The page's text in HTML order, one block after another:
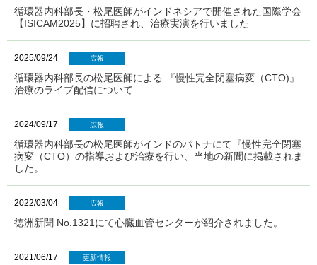
循環器内科部長・松尾医師がインドネシアで開催された国際学会
【ISICAM2025】に招聘され、治療実演を行いました
2025/09/24 広報
循環器内科部長の松尾医師による 『慢性完全閉塞病変（CTO)』
治療のライブ配信について
2024/09/17 広報
循環器内科部長の松尾医師がインドのパトナにて『慢性完全閉塞
病変（CTO）の指導および治療を行い、当地の新聞に掲載されま
した。
2022/03/04 広報
徳洲新聞 No.1321にて心臓血管センターが紹介されました。
2021/06/17 更新情報